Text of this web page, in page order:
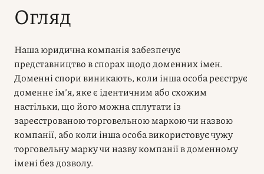
Огляд
Наша юридична компанія забезпечує
представництво в спорах щодо доменних імен.
Доменні спори виникають, коли інша особа реєструє
доменне ім’я, яке є ідентичним або схожим
настільки, що його можна сплутати із
зареєстрованою торговельною маркою чи назвою
компанії, або коли інша особа використовує чужу
торговельну марку чи назву компанії в доменному
імені без дозволу.